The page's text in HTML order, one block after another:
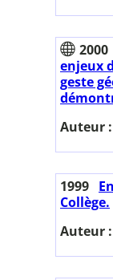
2000
enjeux
geste
Auteur :
1999
Collège.
Auteur :